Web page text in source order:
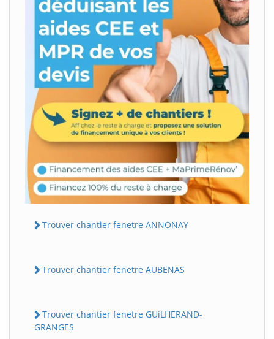
Trouver chantier fenetre ANNONAY
Trouver chantier fenetre AUBENAS
Trouver chantier fenetre GUiLHERAND-
GRANGES